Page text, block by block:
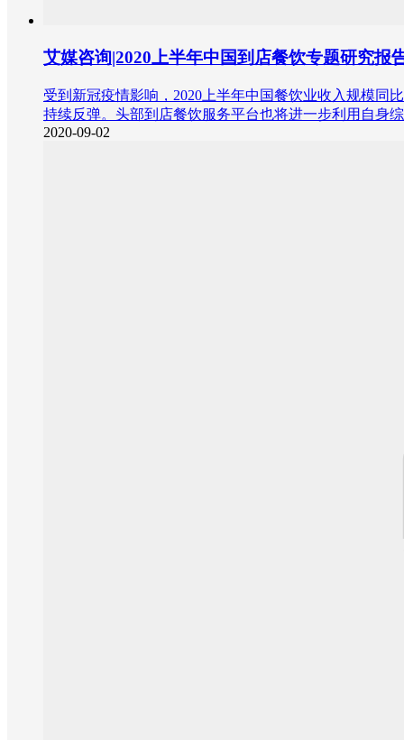
艾媒咨询|2020上半年中国到店餐饮专题研究报
受到新冠疫情影响，2020上半年中国餐饮业收入规模同
持续反弹。头部到店餐饮服务平台也将进一步利用自身
2020-09-02